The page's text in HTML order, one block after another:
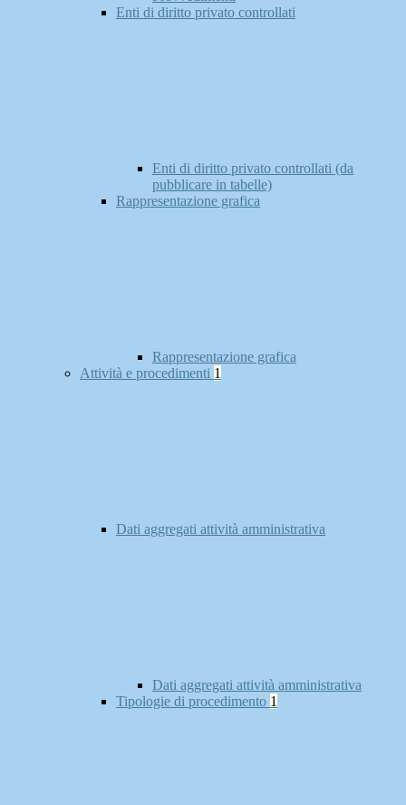
Enti di diritto privato controllati
Enti di diritto privato controllati (da
pubblicare in tabelle)
Rappresentazione grafica
Rappresentazione grafica
Attività e procedimenti 1
Dati aggregati attività amministrativa
Dati aggregati attività amministrativa
Tipologie di procedimento 1